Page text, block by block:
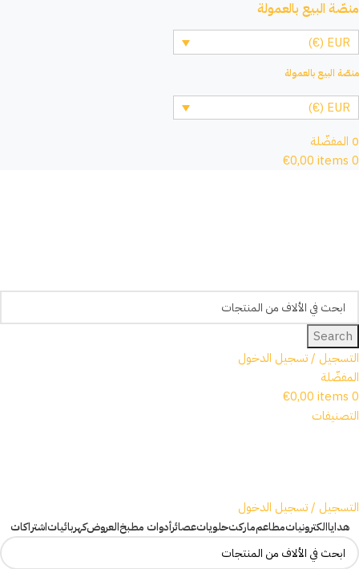
منصّة البيع بالعمولة
EUR (€)
منصّة البيع بالعمولة
EUR (€)
0 المفضّلة
0
items
€0,00
Search
التسجيل / تسجيل الدخول
المفضّلة
0
items
€0,00
التصنيفات
التسجيل / تسجيل الدخول
هداياالكترونياتمطاعمماركتحلوياتعصائرأدوات مطبخالعروضكهربائياتاشتراكات